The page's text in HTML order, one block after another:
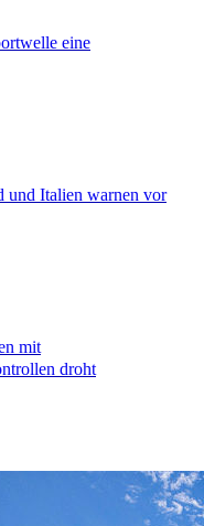
eine
und Italien warnen vor
mit
droht